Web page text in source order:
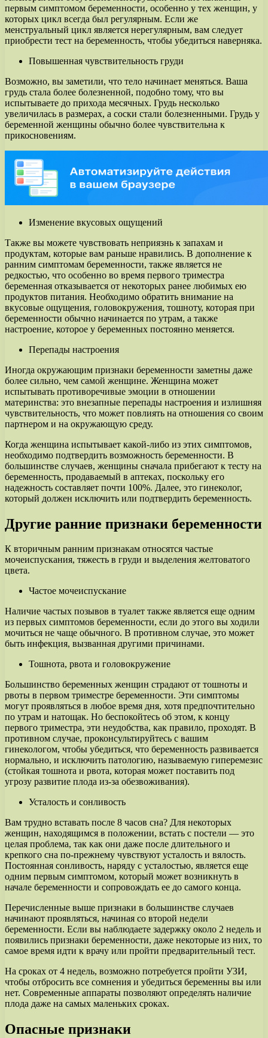
первым симптомом беременности, особенно у тех женщин, у
которых цикл всегда был регулярным. Если же
менструальный цикл является нерегулярным, вам следует
приобрести тест на беременность, чтобы убедиться наверняка.
Повышенная чувствительность груди
Возможно, вы заметили, что тело начинает меняться. Ваша
грудь стала более болезненной, подобно тому, что вы
испытываете до прихода месячных. Грудь несколько
увеличилась в размерах, а соски стали болезненными. Грудь у
беременной женщины обычно более чувствительна к
прикосновениям.
Изменение вкусовых ощущений
Также вы можете чувствовать неприязнь к запахам и
продуктам, которые вам раньше нравились. В дополнение к
ранним симптомам беременности, также является не
редкостью, что особенно во время первого триместра
беременная отказывается от некоторых ранее любимых ею
продуктов питания. Необходимо обратить внимание на
вкусовые ощущения, головокружения, тошноту, которая при
беременности обычно начинается по утрам, а также
настроение, которое у беременных постоянно меняется.
Перепады настроения
Иногда окружающим признаки беременности заметны даже
более сильно, чем самой женщине. Женщина может
испытывать противоречивые эмоции в отношении
материнства: это внезапные перепады настроения и излишняя
чувствительность, что может повлиять на отношения со своим
партнером и на окружающую среду.
Когда женщина испытывает какой-либо из этих симптомов,
необходимо подтвердить возможность беременности. В
большинстве случаев, женщины сначала прибегают к тесту на
беременность, продаваемый в аптеках, поскольку его
надежность составляет почти 100%. Далее, это гинеколог,
который должен исключить или подтвердить беременность.
Другие ранние признаки беременности
К вторичным ранним признакам относятся частые
мочеиспускания, тяжесть в груди и выделения желтоватого
цвета.
Частое мочеиспускание
Наличие частых позывов в туалет также является еще одним
из первых симптомов беременности, если до этого вы ходили
мочиться не чаще обычного. В противном случае, это может
быть инфекция, вызванная другими причинами.
Тошнота, рвота и головокружение
Большинство беременных женщин страдают от тошноты и
рвоты в первом триместре беременности. Эти симптомы
могут проявляться в любое время дня, хотя предпочтительно
по утрам и натощак. Но беспокойтесь об этом, к концу
первого триместра, эти неудобства, как правило, проходят. В
противном случае, проконсультируйтесь с вашим
гинекологом, чтобы убедиться, что беременность развивается
нормально, и исключить патологию, называемую гиперемезис
(стойкая тошнота и рвота, которая может поставить под
угрозу развитие плода из-за обезвоживания).
Усталость и сонливость
Вам трудно вставать после 8 часов сна? Для некоторых
женщин, находящимся в положении, встать с постели — это
целая проблема, так как они даже после длительного и
крепкого сна по-прежнему чувствуют усталость и вялость.
Постоянная сонливость, наряду с усталостью, является еще
одним первым симптомом, который может возникнуть в
начале беременности и сопровождать ее до самого конца.
Перечисленные выше признаки в большинстве случаев
начинают проявляться, начиная со второй недели
беременности. Если вы наблюдаете задержку около 2 недель и
появились признаки беременности, даже некоторые из них, то
самое время идти к врачу или пройти предварительный тест.
На сроках от 4 недель, возможно потребуется пройти УЗИ,
чтобы отбросить все сомнения и убедиться беременны вы или
нет. Современные аппараты позволяют определять наличие
плода даже на самых маленьких сроках.
Опасные признаки